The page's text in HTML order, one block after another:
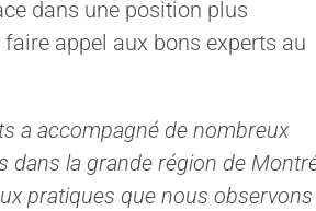
dans une position plus
appel aux bons experts au
a accompagné de nombreux
la grande région de
pratiques que nous observons